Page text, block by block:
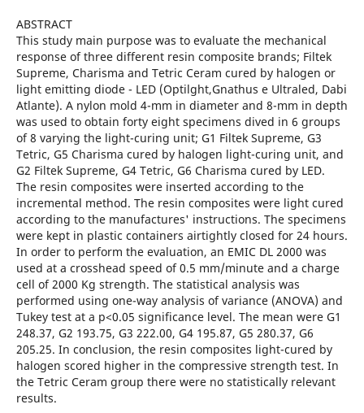
ABSTRACT
This study main purpose was to evaluate the mechanical
response of three different resin composite brands; Filtek
Supreme, Charisma and Tetric Ceram cured by halogen or
light emitting diode - LED (Optilght,Gnathus e Ultraled, Dabi
Atlante). A nylon mold 4-mm in diameter and 8-mm in depth
was used to obtain forty eight specimens dived in 6 groups
of 8 varying the light-curing unit; G1 Filtek Supreme, G3
Tetric, G5 Charisma cured by halogen light-curing unit, and
G2 Filtek Supreme, G4 Tetric, G6 Charisma cured by LED.
The resin composites were inserted according to the
incremental method. The resin composites were light cured
according to the manufactures' instructions. The specimens
were kept in plastic containers airtightly closed for 24 hours.
In order to perform the evaluation, an EMIC DL 2000 was
used at a crosshead speed of 0.5 mm/minute and a charge
cell of 2000 Kg strength. The statistical analysis was
performed using one-way analysis of variance (ANOVA) and
Tukey test at a p<0.05 significance level. The mean were G1
248.37, G2 193.75, G3 222.00, G4 195.87, G5 280.37, G6
205.25. In conclusion, the resin composites light-cured by
halogen scored higher in the compressive strength test. In
the Tetric Ceram group there were no statistically relevant
results.